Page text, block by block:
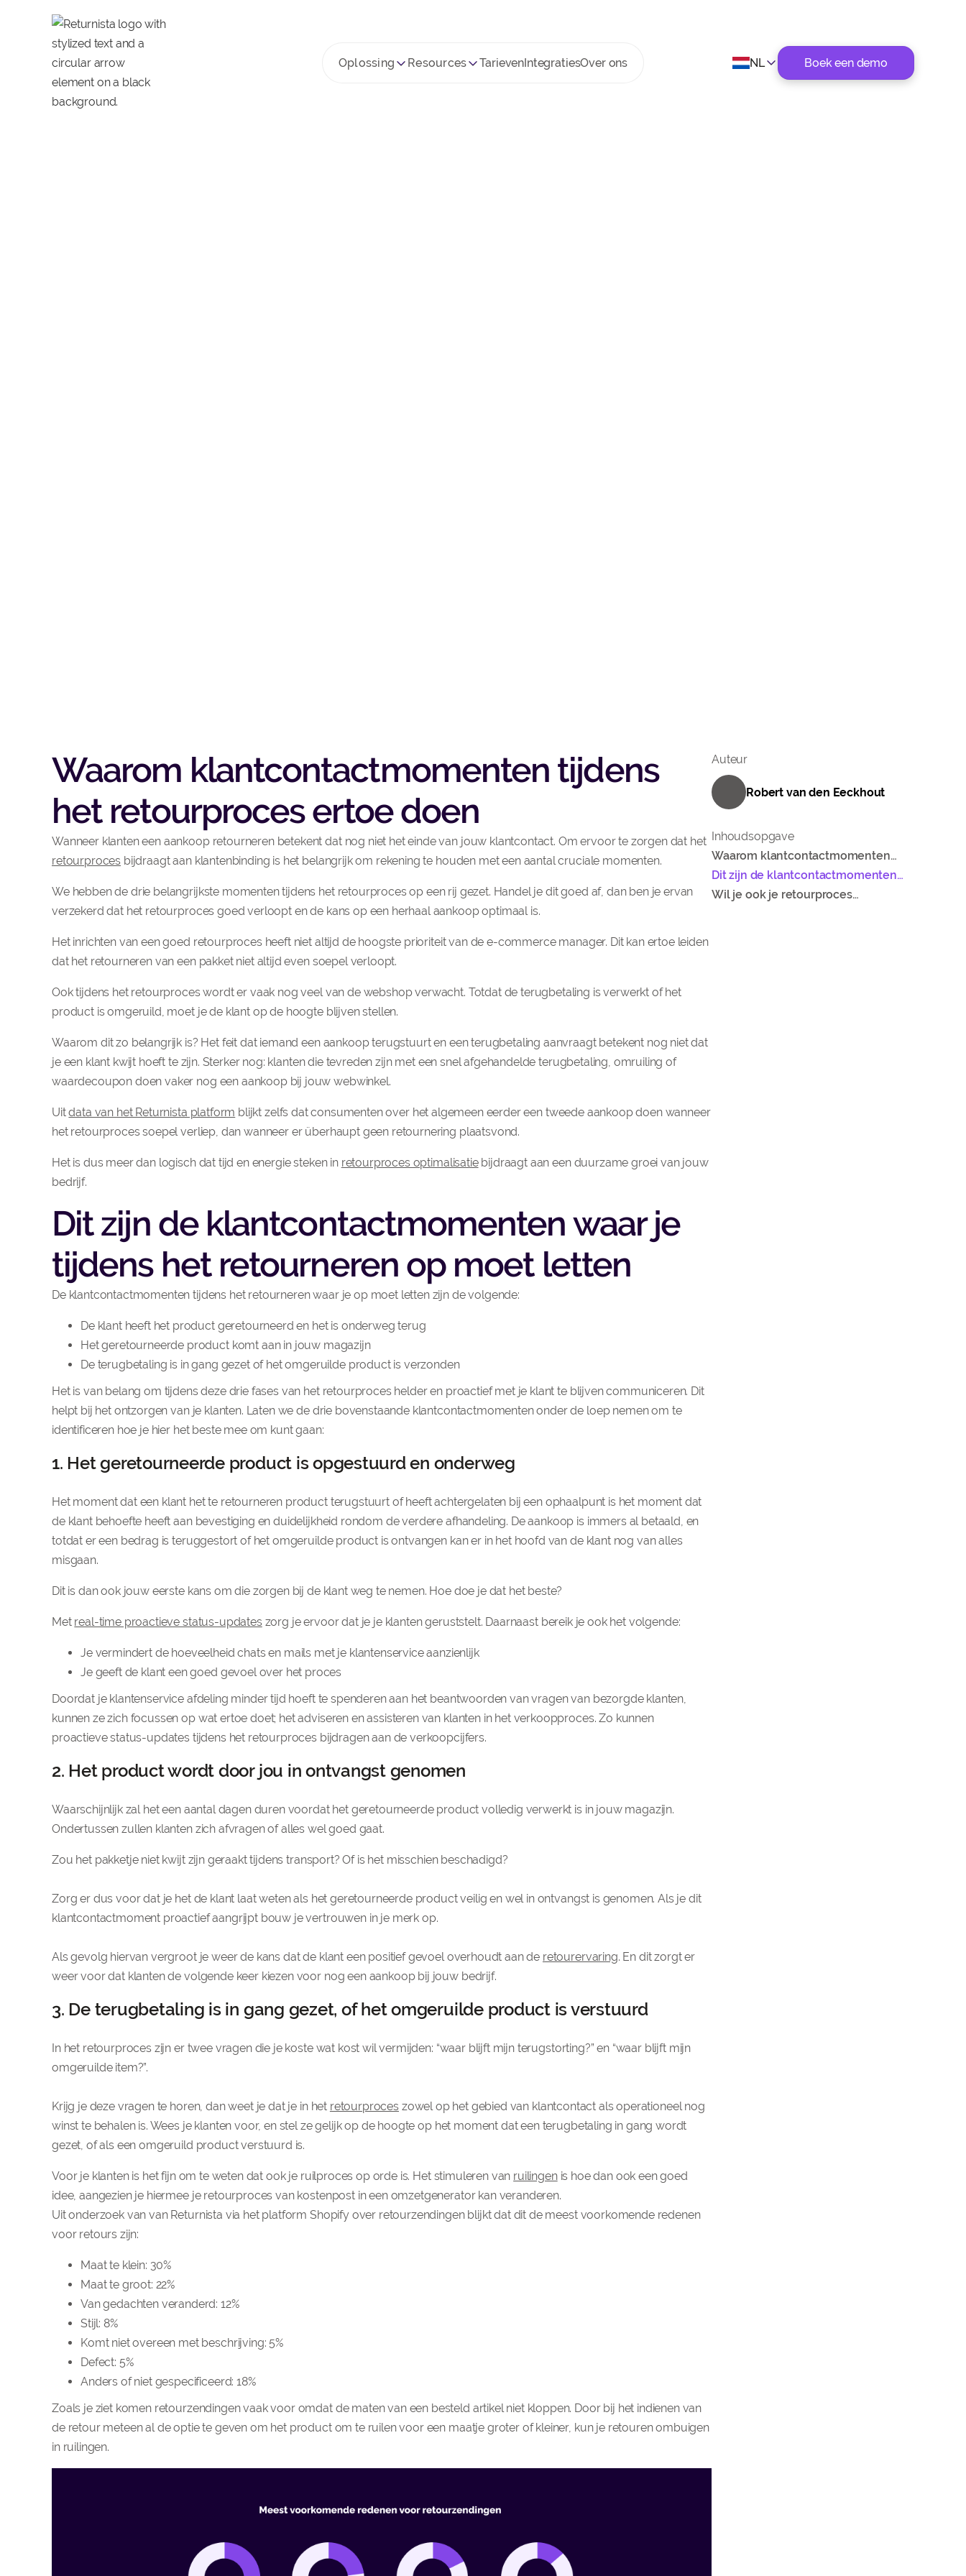
Oplossing Resources TarievenIntegratiesOver ons NL Boek een demo
Waarom klantcontactmomenten tijdens
het retourproces ertoe doen
Wanneer klanten een aankoop retourneren betekent dat nog niet het einde van jouw klantcontact. Om ervoor te zorgen dat het
retourproces bijdraagt aan klantenbinding is het belangrijk om rekening te houden met een aantal cruciale momenten.
We hebben de drie belangrijkste momenten tijdens het retourproces op een rij gezet. Handel je dit goed af, dan ben je ervan
verzekerd dat het retourproces goed verloopt en de kans op een herhaal aankoop optimaal is.
Het inrichten van een goed retourproces heeft niet altijd de hoogste prioriteit van de e-commerce manager. Dit kan ertoe leiden
dat het retourneren van een pakket niet altijd even soepel verloopt.
Ook tijdens het retourproces wordt er vaak nog veel van de webshop verwacht. Totdat de terugbetaling is verwerkt of het
product is omgeruild, moet je de klant op de hoogte blijven stellen.
Waarom dit zo belangrijk is? Het feit dat iemand een aankoop terugstuurt en een terugbetaling aanvraagt betekent nog niet dat
je een klant kwijt hoeft te zijn. Sterker nog: klanten die tevreden zijn met een snel afgehandelde terugbetaling, omruiling of
waardecoupon doen vaker nog een aankoop bij jouw webwinkel.
Uitdata van het Returnista platform blijkt zelfs dat consumenten over het algemeen eerder een tweede aankoop doen wanneer
het retourproces soepel verliep, dan wanneer er überhaupt geen retournering plaatsvond.
Het is dus meer dan logisch dat tijd en energie steken in retourproces optimalisatiebijdraagt aan een duurzame groei van jouw
bedrijf.
Dit zijn de klantcontactmomenten waar je
tijdens het retourneren op moet letten
De klantcontactmomenten tijdens het retourneren waar je op moet letten zijn de volgende:
De klant heeft het product geretourneerd en het is onderweg terug
Het geretourneerde product komt aan in jouw magazijn
De terugbetaling is in gang gezet of het omgeruilde product is verzonden
Het is van belang om tijdens deze drie fases van het retourproces helder en proactief met je klant te blijven communiceren. Dit
helpt bij het ontzorgen van je klanten. Laten we de drie bovenstaande klantcontactmomenten onder de loep nemen om te
identificeren hoe je hier het beste mee om kunt gaan:
1. Het geretourneerde product is opgestuurd en onderweg
Het moment dat een klant het te retourneren product terugstuurt of heeft achtergelaten bij een ophaalpunt is het moment dat
de klant behoefte heeft aan bevestiging en duidelijkheid rondom de verdere afhandeling. De aankoop is immers al betaald, en
totdat er een bedrag is teruggestort of het omgeruilde product is ontvangen kan er in het hoofd van de klant nog van alles
misgaan.
Dit is dan ook jouw eerste kans om die zorgen bij de klant weg te nemen. Hoe doe je dat het beste?
Met real-time proactieve status-updateszorg je ervoor dat je je klanten geruststelt. Daarnaast bereik je ook het volgende:
Je vermindert de hoeveelheid chats en mails met je klantenservice aanzienlijk
Je geeft de klant een goed gevoel over het proces
Doordat je klantenservice afdeling minder tijd hoeft te spenderen aan het beantwoorden van vragen van bezorgde klanten,
kunnen ze zich focussen op wat ertoe doet; het adviseren en assisteren van klanten in het verkoopproces. Zo kunnen
proactieve status-updates tijdens het retourproces bijdragen aan de verkoopcijfers.
2. Het product wordt door jou in ontvangst genomen
Waarschijnlijk zal het een aantal dagen duren voordat het geretourneerde product volledig verwerkt is in jouw magazijn.
Ondertussen zullen klanten zich afvragen of alles wel goed gaat.
Zou het pakketje niet kwijt zijn geraakt tijdens transport? Of is het misschien beschadigd?
Zorg er dus voor dat je het de klant laat weten als het geretourneerde product veilig en wel in ontvangst is genomen. Als je dit
klantcontactmoment proactief aangrijpt bouw je vertrouwen in je merk op.
Als gevolg hiervan vergroot je weer de kans dat de klant een positief gevoel overhoudt aan de retourervaring. En dit zorgt er
weer voor dat klanten de volgende keer kiezen voor nog een aankoop bij jouw bedrijf.
3. De terugbetaling is in gang gezet, of het omgeruilde product is verstuurd
In het retourproces zijn er twee vragen die je koste wat kost wil vermijden: “waar blijft mijn terugstorting?” en “waar blijft mijn
omgeruilde item?”.
Krijg je deze vragen te horen, dan weet je dat je in het retourproceszowel op het gebied van klantcontact als operationeel nog
winst te behalen is. Wees je klanten voor, en stel ze gelijk op de hoogte op het moment dat een terugbetaling in gang wordt
gezet, of als een omgeruild product verstuurd is.
Voor je klanten is het fijn om te weten dat ook je ruilproces op orde is. Het stimuleren van ruilingenis hoe dan ook een goed
idee, aangezien je hiermee je retourproces van kostenpost in een omzetgenerator kan veranderen.
Uit onderzoek van van Returnista via het platform Shopify over retourzendingen blijkt dat dit de meest voorkomende redenen
voor retours zijn:
Maat te klein: 30%
Maat te groot: 22%
Van gedachten veranderd: 12%
Stijl: 8%
Komt niet overeen met beschrijving: 5%
Defect: 5%
Anders of niet gespecificeerd: 18%
Zoals je ziet komen retourzendingen vaak voor omdat de maten van een besteld artikel niet kloppen. Door bij het indienen van
de retour meteen al de optie te geven om het product om te ruilen voor een maatje groter of kleiner, kun je retouren ombuigen
in ruilingen.
Auteur
Robert van den Eeckhout
Inhoudsopgave
Waarom klantcontactmomenten
tijdens het retourproces ertoe doen
Dit zijn de klantcontactmomenten
waar je tijdens het retourneren op
Wil je ook je retourproces